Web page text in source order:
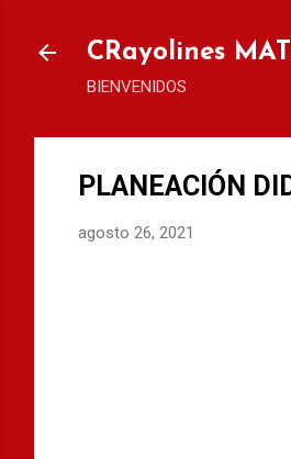
CRayolines
BIENVENIDOS
PLANEACIÓN
agosto 26, 2021